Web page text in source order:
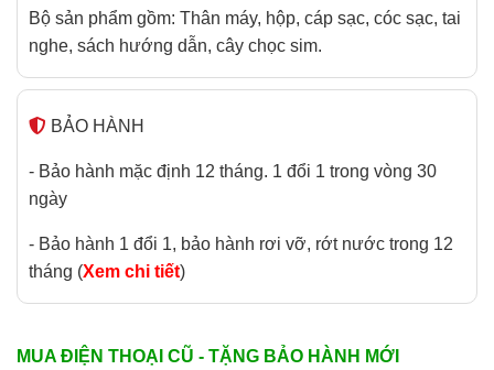
Bộ sản phẩm gồm: Thân máy, hộp, cáp sạc, cóc sạc, tai
nghe, sách hướng dẫn, cây chọc sim.
BẢO HÀNH
- Bảo hành mặc định 12 tháng. 1 đổi 1 trong vòng 30
ngày
- Bảo hành 1 đổi 1, bảo hành rơi vỡ, rớt nước trong 12
tháng (Xem chi tiết)
MUA ĐIỆN THOẠI CŨ - TẶNG BẢO HÀNH MỚI